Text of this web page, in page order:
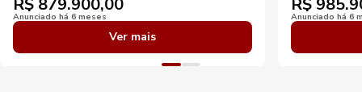
R$ 879.900,00
Anunciado há 6 meses
Ver mais
R$
Anunciado há 6